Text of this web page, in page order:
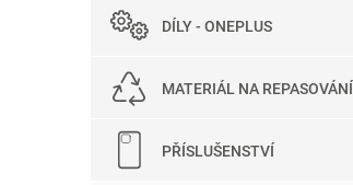
DÍLY - ONEPLUS
MATERIÁL NA REPASOVÁNÍ
PŘÍSLUŠENSTVÍ